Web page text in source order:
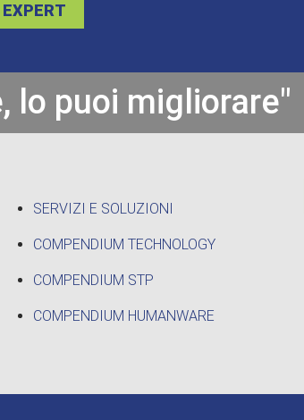
lo puoi migliorare"
SERVIZI E SOLUZIONI
COMPENDIUM TECHNOLOGY
COMPENDIUM STP
COMPENDIUM HUMANWARE